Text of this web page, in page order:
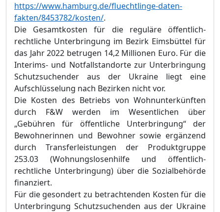
https://www.hamburg.de/fluechtlinge-daten-
fakten/8453782/kosten/.
Die Gesamtkosten für die reguläre öffentlich-
rechtliche Unterbringung im Bezirk Eimsbüttel für
das Jahr 2022 betrugen 14,2 Millionen Euro. Für die
Interims- und Notfallstandorte zur Unterbringung
Schutzsuchender aus der Ukraine liegt eine
Aufschlüsselung nach Bezirken nicht vor.
Die Kosten des Betriebs von Wohnunterkünften
durch F&W werden im Wesentlichen über
„Gebühren für öffentliche Unterbringung“ der
Bewohnerinnen und Bewohner sowie ergänzend
durch Transferleistungen der Produktgruppe
253.03 (Wohnungslosenhilfe und öffentlich-
rechtliche Unterbringung) über die Sozialbehörde
finanziert.
Für die gesondert zu betrachtenden Kosten für die
Unterbringung Schutzsuchenden aus der Ukraine